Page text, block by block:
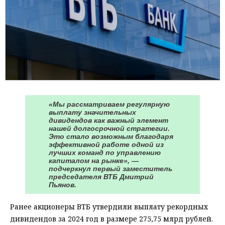
«Мы рассматриваем регулярную
выплату значительных
дивидендов как важный элемент
нашей долгосрочной стратегии.
Это стало возможным благодаря
эффективной работе одной из
лучших команд по управлению
капиталом на рынке», —
подчеркнул первый заместитель
председателя ВТБ Дмитрий
Пьянов.
Ранее акционеры ВТБ утвердили выплату рекордных
дивидендов за 2024 год в размере 275,75 млрд рублей.